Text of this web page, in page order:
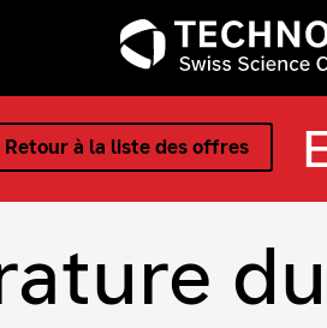
à la liste des offres